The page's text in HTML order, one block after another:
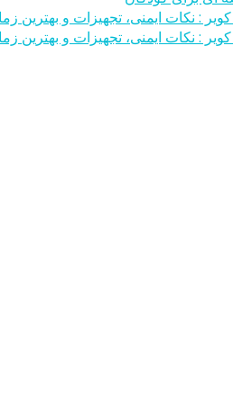
: نکات ایمنی، تجهیزات و بهترین
: نکات ایمنی، تجهیزات و بهترین